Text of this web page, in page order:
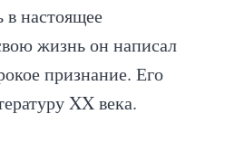
в настоящее
жизнь он написал
признание. Его
XX века.